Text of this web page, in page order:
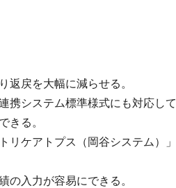
戻を大幅に減らせる。
携システム標準様式にも対応して
きる。
ケアトプス（岡谷システム）」
入力が容易にできる。